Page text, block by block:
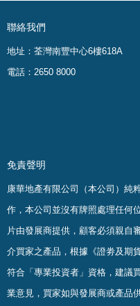
聯絡我們
地址：荃灣南豐中心6樓618A
電話：2650 8000
免責聲明
康華地產有限公司（本公司）純
作，本公司並沒有牌照處理任何
片由發展商提供，顧客必須親自
介買家之產品，根據《證劵及期
符合「專業投資者」資格，建議
業意見，買家如與發展商或產品